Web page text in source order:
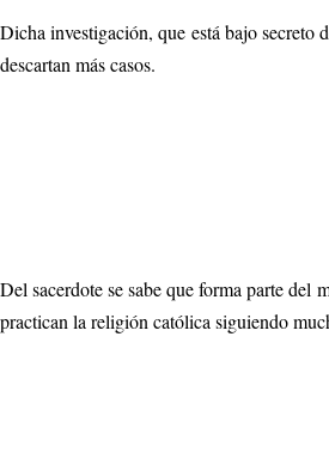
Dicha investigación, que está bajo secreto
descartan más casos.
Del sacerdote se sabe que forma parte del
practican la religión católica siguiendo